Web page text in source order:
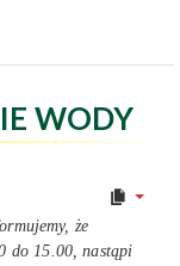
WODY
że
do 15.00, nastąpi